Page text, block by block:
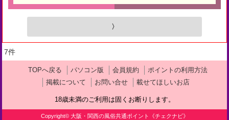
〉
7件
TOPへ戻る パソコン版 会員規約
ポイントの利用方法
掲載について
お問い合せ 載せてほしいお店
18歳未満のご利用は固くお断りします。
Copyright© 大阪・関西の風俗共通ポイント《チェクナビ》